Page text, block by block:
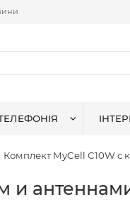
Комплект MyCell C10W с
и